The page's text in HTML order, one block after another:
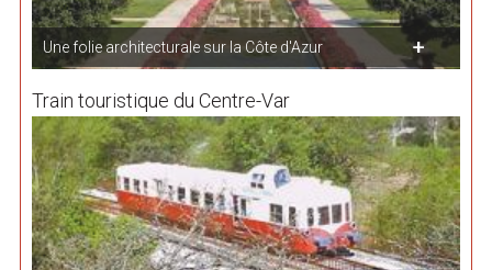
Une folie architecturale sur la Côte d'Azur
Train touristique du Centre-Var